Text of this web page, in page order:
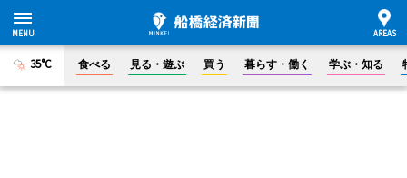
35°C 食べる 見る・遊ぶ 買う 暮らす・働く 学ぶ・知る